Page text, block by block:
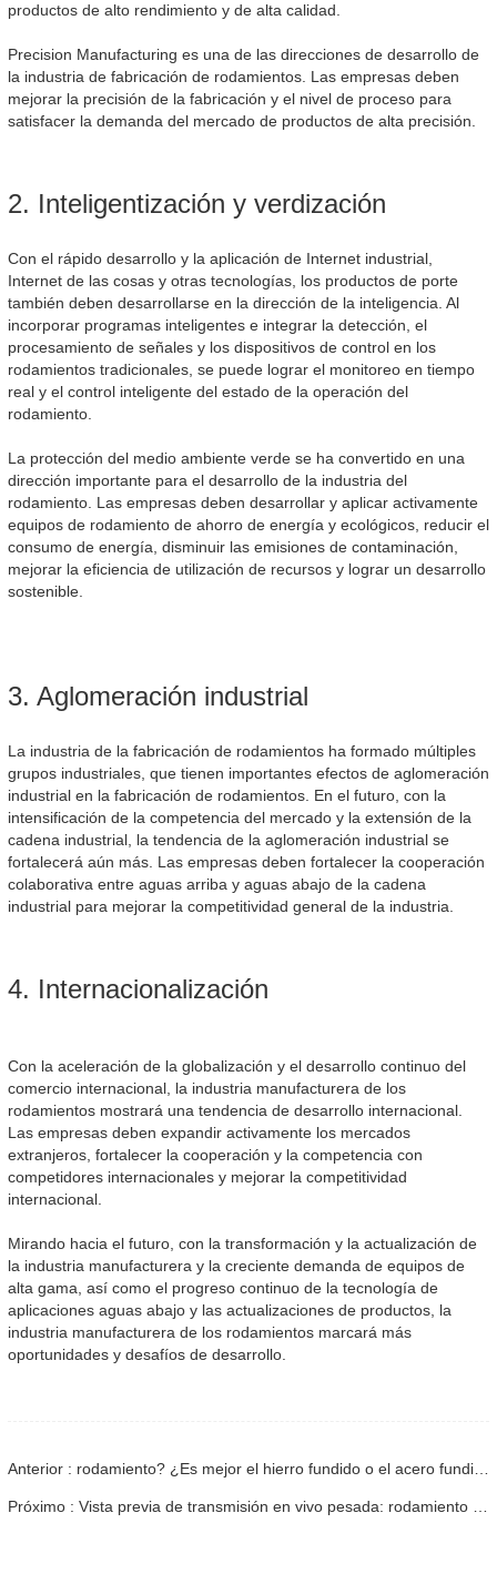
productos de alto rendimiento y de alta calidad.
Precision Manufacturing es una de las direcciones de desarrollo de
la industria de fabricación de rodamientos. Las empresas deben
mejorar la precisión de la fabricación y el nivel de proceso para
satisfacer la demanda del mercado de productos de alta precisión.
2. Inteligentización y verdización
Con el rápido desarrollo y la aplicación de Internet industrial,
Internet de las cosas y otras tecnologías, los productos de porte
también deben desarrollarse en la dirección de la inteligencia. Al
incorporar programas inteligentes e integrar la detección, el
procesamiento de señales y los dispositivos de control en los
rodamientos tradicionales, se puede lograr el monitoreo en tiempo
real y el control inteligente del estado de la operación del
rodamiento.
La protección del medio ambiente verde se ha convertido en una
dirección importante para el desarrollo de la industria del
rodamiento. Las empresas deben desarrollar y aplicar activamente
equipos de rodamiento de ahorro de energía y ecológicos, reducir el
consumo de energía, disminuir las emisiones de contaminación,
mejorar la eficiencia de utilización de recursos y lograr un desarrollo
sostenible.
3. Aglomeración industrial
La industria de la fabricación de rodamientos ha formado múltiples
grupos industriales, que tienen importantes efectos de aglomeración
industrial en la fabricación de rodamientos. En el futuro, con la
intensificación de la competencia del mercado y la extensión de la
cadena industrial, la tendencia de la aglomeración industrial se
fortalecerá aún más. Las empresas deben fortalecer la cooperación
colaborativa entre aguas arriba y aguas abajo de la cadena
industrial para mejorar la competitividad general de la industria.
4. Internacionalización
Con la aceleración de la globalización y el desarrollo continuo del
comercio internacional, la industria manufacturera de los
rodamientos mostrará una tendencia de desarrollo internacional.
Las empresas deben expandir activamente los mercados
extranjeros, fortalecer la cooperación y la competencia con
competidores internacionales y mejorar la competitividad
internacional.
Mirando hacia el futuro, con la transformación y la actualización de
la industria manufacturera y la creciente demanda de equipos de
alta gama, así como el progreso continuo de la tecnología de
aplicaciones aguas abajo y las actualizaciones de productos, la
industria manufacturera de los rodamientos marcará más
oportunidades y desafíos de desarrollo.